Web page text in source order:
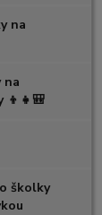
na
na
👦👧🎒
školky